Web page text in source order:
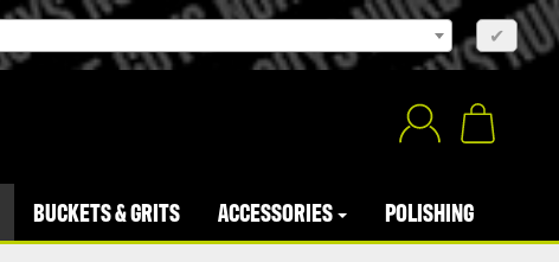
✔
BUCKETS & GRITS ACCESSORIES POLISHING